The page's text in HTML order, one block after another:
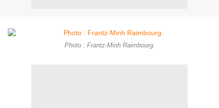
Photo : Frantz-Minh Raimbourg.